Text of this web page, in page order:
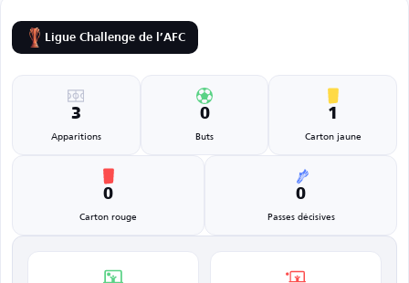
Ligue Challenge de l’AFC
3
Apparitions
0
Buts
1
Carton jaune
0
Carton rouge
0
Passes décisives